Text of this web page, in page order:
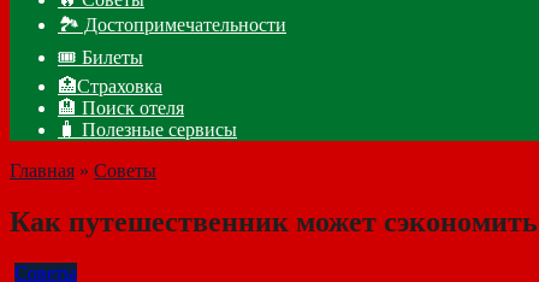
🏞️ Достопримечательности
🎟️ Билеты
🏥Страховка
🏨 Поиск отеля
🧳 Полезные сервисы
Главная » Советы
Как путешественник может
Советы